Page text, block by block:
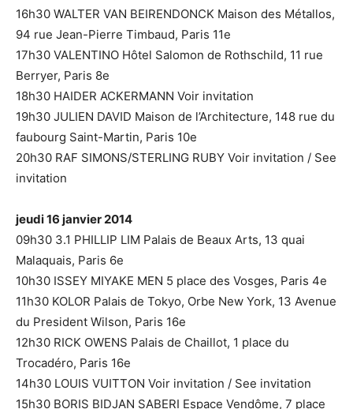
16h30 WALTER VAN BEIRENDONCK Maison des Métallos,
94 rue Jean-Pierre Timbaud, Paris 11e
17h30 VALENTINO Hôtel Salomon de Rothschild, 11 rue
Berryer, Paris 8e
18h30 HAIDER ACKERMANN Voir invitation
19h30 JULIEN DAVID Maison de l’Architecture, 148 rue du
faubourg Saint-Martin, Paris 10e
20h30 RAF SIMONS/STERLING RUBY Voir invitation / See
invitation
jeudi 16 janvier 2014
09h30 3.1 PHILLIP LIM Palais de Beaux Arts, 13 quai
Malaquais, Paris 6e
10h30 ISSEY MIYAKE MEN 5 place des Vosges, Paris 4e
11h30 KOLOR Palais de Tokyo, Orbe New York, 13 Avenue
du President Wilson, Paris 16e
12h30 RICK OWENS Palais de Chaillot, 1 place du
Trocadéro, Paris 16e
14h30 LOUIS VUITTON Voir invitation / See invitation
15h30 BORIS BIDJAN SABERI Espace Vendôme, 7 place